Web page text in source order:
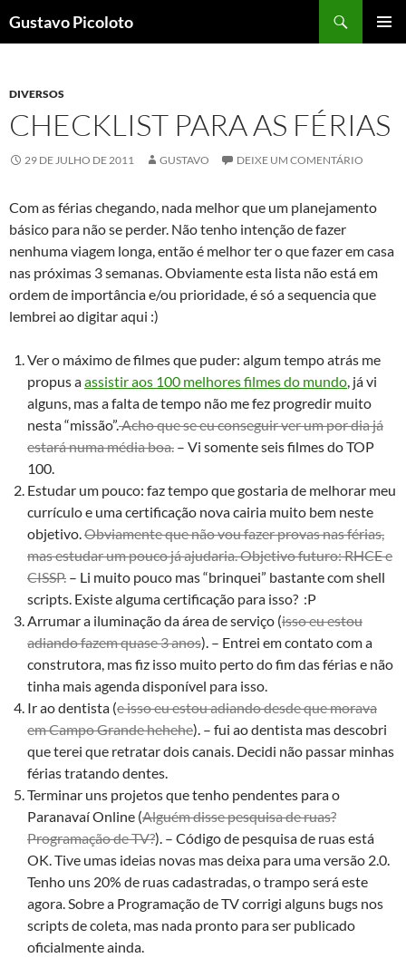
para
Gustavo Picoloto
DIVERSOS
CHECKLIST PARA AS FÉRIAS
29 DE JULHO DE 2011 GUSTAVO DEIXE UM COMENTÁRIO
Com as férias chegando, nada melhor que um planejamento
básico para não se perder. Não tenho intenção de fazer
nenhuma viagem longa, então é melhor ter o que fazer em casa
nas próximas 3 semanas. Obviamente esta lista não está em
ordem de importância e/ou prioridade, é só a sequencia que
lembrei ao digitar aqui :)
Ver o máximo de filmes que puder: algum tempo atrás me
propus aassistir aos 100 melhores filmes do mundo, já vi
alguns, mas a falta de tempo não me fez progredir muito
nesta “missão”.Acho que se eu conseguir ver um por dia já
estará numa média boa. – Vi somente seis filmes do TOP
100.
Estudar um pouco: faz tempo que gostaria de melhorar meu
currículo e uma certificação nova cairia muito bem neste
objetivo.Obviamente que não vou fazer provas nas férias,
mas estudar um pouco já ajudaria. Objetivo futuro: RHCE e
CISSP. – Li muito pouco mas “brinquei” bastante com shell
scripts. Existe alguma certificação para isso? :P
Arrumar a iluminação da área de serviço (isso eu estou
adiando fazem quase 3 anos). – Entrei em contato com a
construtora, mas fiz isso muito perto do fim das férias e não
tinha mais agenda disponível para isso.
Ir ao dentista (e isso eu estou adiando desde que morava
em Campo Grande hehehe). – fui ao dentista mas descobri
que terei que retratar dois canais. Decidi não passar minhas
férias tratando dentes.
Terminar uns projetos que tenho pendentes para o
Paranavaí Online (Alguém disse pesquisa de ruas?
Programação de TV?). – Código de pesquisa de ruas está
OK. Tive umas ideias novas mas deixa para uma versão 2.0.
Tenho uns 20% de ruas cadastradas, o trampo será este
agora. Sobre a Programação de TV corrigi alguns bugs nos
scripts de coleta, mas nada pronto para ser publicado
oficialmente ainda.